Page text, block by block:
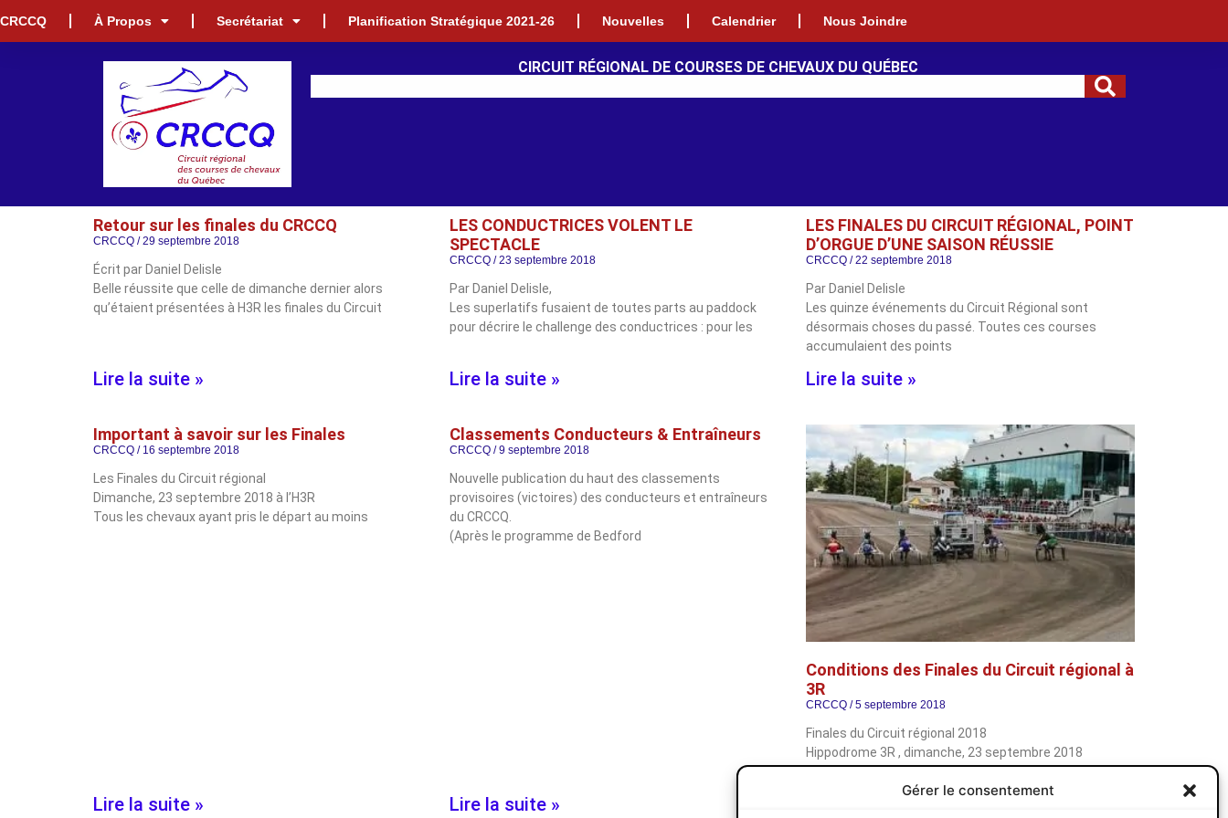
Gérer le consentement
CRCCQ À Propos Secrétariat Planification Stratégique 2021-26 Nouvelles Calendrier Nous Joindre
CIRCUIT RÉGIONAL DE COURSES DE CHEVAUX DU QUÉBEC
Retour sur les finales du CRCCQ
CRCCQ 29 septembre 2018
Écrit par Daniel Delisle
Belle réussite que celle de dimanche dernier alors
qu’étaient présentées à H3R les finales du Circuit
Lire la suite »
LES CONDUCTRICES VOLENT LE
SPECTACLE
CRCCQ 23 septembre 2018
Par Daniel Delisle,
Les superlatifs fusaient de toutes parts au paddock
pour décrire le challenge des conductrices : pour les
Lire la suite »
LES FINALES DU CIRCUIT RÉGIONAL, POINT
D’ORGUE D’UNE SAISON RÉUSSIE
CRCCQ 22 septembre 2018
Par Daniel Delisle
Les quinze événements du Circuit Régional sont
désormais choses du passé. Toutes ces courses
accumulaient des points
Lire la suite »
Important à savoir sur les Finales
CRCCQ 16 septembre 2018
Les Finales du Circuit régional
Dimanche, 23 septembre 2018 à l’H3R
Tous les chevaux ayant pris le départ au moins
Lire la suite »
Classements Conducteurs & Entraîneurs
CRCCQ 9 septembre 2018
Nouvelle publication du haut des classements
provisoires (victoires) des conducteurs et entraîneurs
du CRCCQ.
(Après le programme de Bedford
Lire la suite »
Conditions des Finales du Circuit régional à
3R
CRCCQ 5 septembre 2018
Finales du Circuit régional 2018
Hippodrome 3R , dimanche, 23 septembre 2018
IMPORTANT : L’horaire des inscriptions est celui de